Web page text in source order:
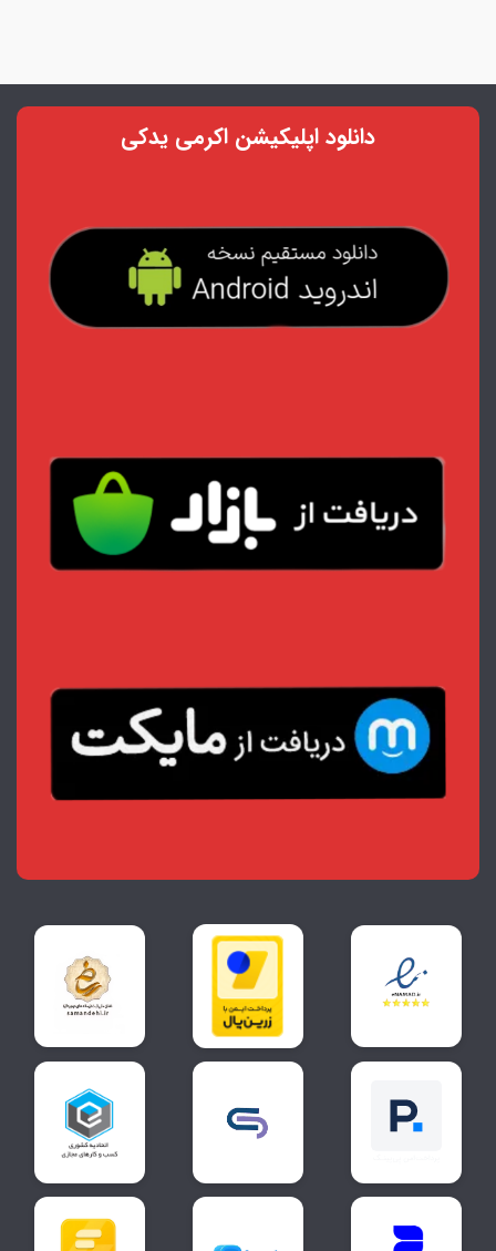
دانلود اپلیکیشن اکرمی یدکی